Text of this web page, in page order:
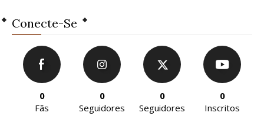
Conecte-Se
0
Fãs
0
Seguidores
0
Seguidores
0
Inscritos